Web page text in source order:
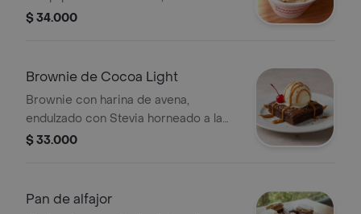
chantillí sin azúcar, alfajor triturado,
$ 34.000
Brownie de Cocoa Light
Brownie con harina de avena,
endulzado con Stevia horneado a la
minuta, acompañado de helado bajo
$ 33.000
Pan de alfajor